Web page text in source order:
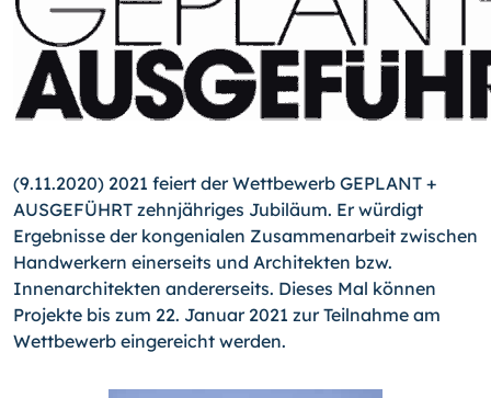
(9.11.2020) 2021 feiert der Wettbewerb GE­PLANT +
AUSGEFÜHRT zehnjähriges Jubiläum. Er würdigt
Ergebnisse der kongenialen Zusammenarbeit zwischen
Handwerkern einerseits und Architekten bzw.
Innenarchitekten andererseits. Dieses Mal können
Projekte bis zum 22. Januar 2021 zur Teilnahme am
Wettbewerb eingereicht werden.